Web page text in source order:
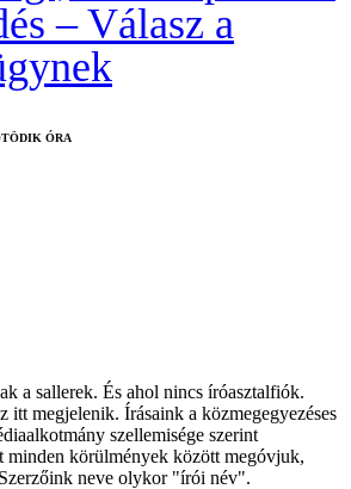
– Válasz a
ÓRA
a sallerek. És ahol nincs íróasztalfiók.
itt megjelenik. Írásaink a közmegegyezéses
szellemisége szerint
minden körülmények között megóvjuk,
neve olykor "írói név".